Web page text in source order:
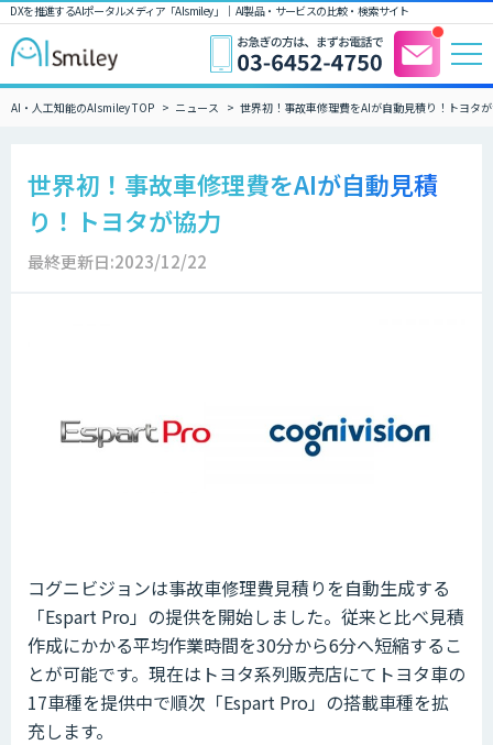
DXを推進するAIポータルメディア「AIsmiley」｜ AI製品・サービスの比較・検索サイト
AI・人工知能のAIsmiley TOP ニュース 世界初！事故車修理費をAIが自動見積り！トヨタ
世界初！事故車修理費をAIが自動見積
り！トヨタが協力
最終更新日:2023/12/22
コグニビジョンは事故車修理費見積りを自動生成する
「Espart Pro」の提供を開始しました。従来と比べ見積
作成にかかる平均作業時間を30分から6分へ短縮するこ
とが可能です。現在はトヨタ系列販売店にてトヨタ車の
17車種を提供中で順次「Espart Pro」の搭載車種を拡
充します。